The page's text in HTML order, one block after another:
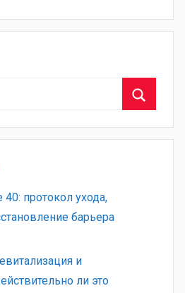
протокол ухода,
барьера
и
ли это